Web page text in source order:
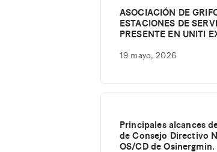
ASOCIACIÓN DE
ESTACIONES DE
PRESENTE EN UNITI
19 mayo, 2026
Principales alcances
de Consejo Directivo
OS/CD de Osinergmin.